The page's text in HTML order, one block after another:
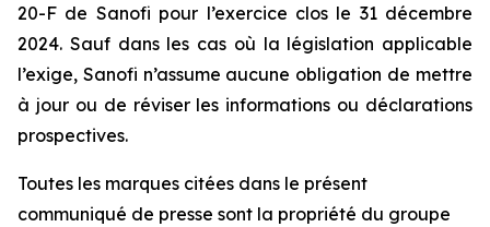
20-F de Sanofi pour l’exercice clos le 31 décembre
2024. Sauf dans les cas où la législation applicable
l’exige, Sanofi n’assume aucune obligation de mettre
à jour ou de réviser les informations ou déclarations
prospectives.
Toutes les marques citées dans le présent
communiqué de presse sont la propriété du groupe